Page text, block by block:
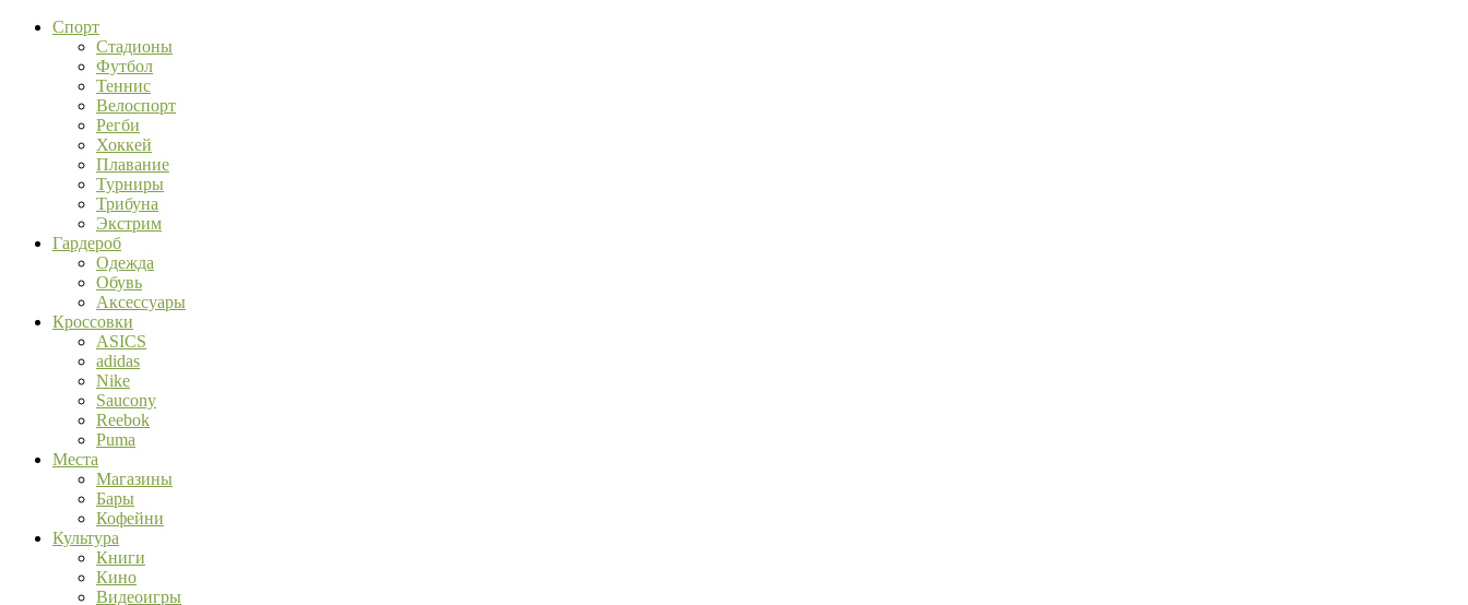
Спорт
Стадионы
Футбол
Теннис
Велоспорт
Регби
Хоккей
Плавание
Турниры
Трибуна
Экстрим
Гардероб
Одежда
Обувь
Аксессуары
Кроссовки
ASICS
adidas
Nike
Saucony
Reebok
Puma
Места
Магазины
Бары
Кофейни
Культура
Книги
Кино
Видеоигры